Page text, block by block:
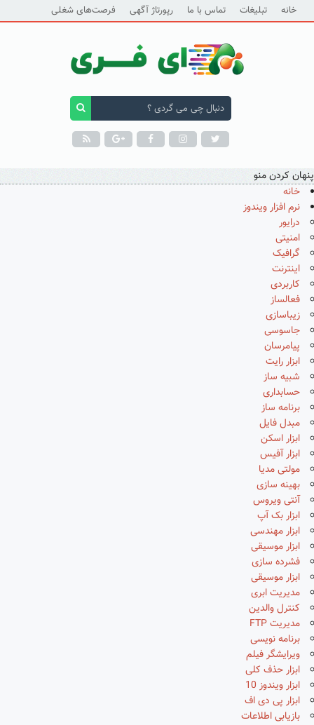
خانه تبلیغات تماس با ما رپورتاژ آگهی فرصت‌های شغلی
پنهان کردن منو
خانه
نرم افزار ویندوز
درایور
امنیتی
گرافیک
اینترنت
کاربردی
فعالساز
زیباسازی
جاسوسی
پیامرسان
ابزار رایت
شبیه ساز
حسابداری
برنامه ساز
مبدل فایل
ابزار اسکن
ابزار آفیس
مولتی مدیا
بهینه سازی
آنتی ویروس
ابزار بک آپ
ابزار مهندسی
ابزار موسیقی
فشرده سازی
ابزار موسیقی
مدیریت ابری
کنترل والدین
مدیریت FTP
برنامه نویسی
ویرایشگر فیلم
ابزار حذف کلی
ابزار ویندوز 10
ابزار پی دی اف
بازیابی اطلاعات